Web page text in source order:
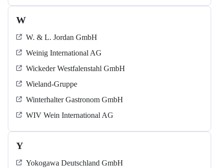
W
W. & L. Jordan GmbH
Weinig International AG
Wickeder Westfalenstahl GmbH
Wieland-Gruppe
Winterhalter Gastronom GmbH
WIV Wein International AG
Y
Yokogawa Deutschland GmbH